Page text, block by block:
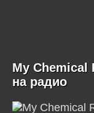
My Chemical
на радио